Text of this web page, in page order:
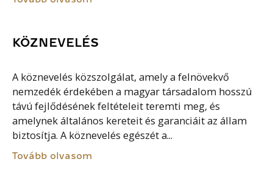
KÖZNEVELÉS
A köznevelés közszolgálat, amely a felnövekvő
nemzedék érdekében a magyar társadalom hosszú
távú fejlődésének feltételeit teremti meg, és
amelynek általános kereteit és garanciáit az állam
biztosítja. A köznevelés egészét a...
Tovább olvasom